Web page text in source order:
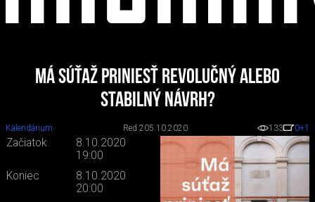
Má súťaž priniesť revolučný alebo
stabilný návrh?
Kalendárium Red 205.10.2020 133 0+1
Začiatok
8.10.2020
19:00
Koniec
8.10.2020
20:00